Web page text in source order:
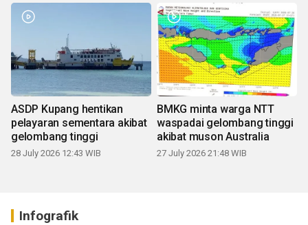
ASDP Kupang hentikan
pelayaran sementara akibat
gelombang tinggi
28 July 2026 12:43 WIB
BMKG minta warga NTT
waspadai gelombang tinggi
akibat muson Australia
27 July 2026 21:48 WIB
Infografik